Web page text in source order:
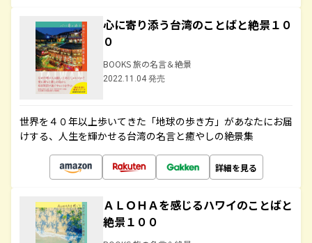
心に寄り添う台湾のことばと絶景１０
０
BOOKS 旅の名言＆絶景
2022.11.04 発売
世界を４０年以上歩いてきた「地球の歩き方」があなたにお届
けする、人生を輝かせる台湾の名言と癒やしの絶景集
詳細を見る
ＡＬＯＨＡを感じるハワイのことばと
絶景１００